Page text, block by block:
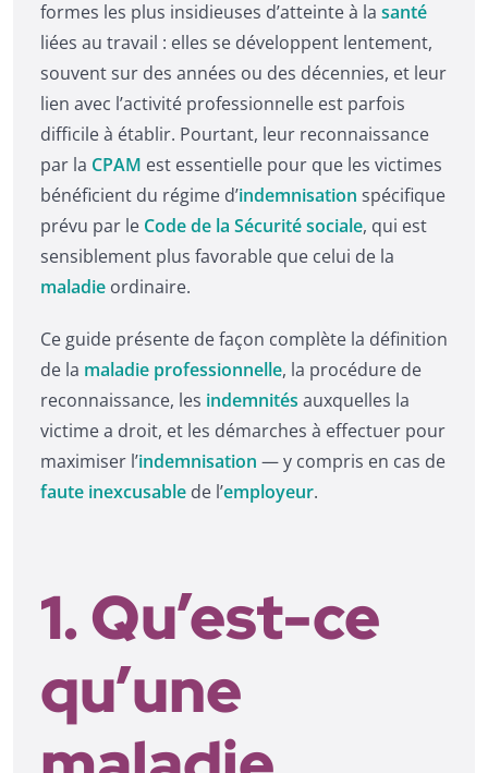
formes les plus insidieuses d’atteinte à la santé
liées au travail : elles se développent lentement,
souvent sur des années ou des décennies, et leur
lien avec l’activité professionnelle est parfois
difficile à établir. Pourtant, leur reconnaissance
par la CPAM est essentielle pour que les victimes
bénéficient du régime d’indemnisation spécifique
prévu par le Code de la Sécurité sociale, qui est
sensiblement plus favorable que celui de la
maladie ordinaire.
Ce guide présente de façon complète la définition
de la maladie professionnelle, la procédure de
reconnaissance, les indemnités auxquelles la
victime a droit, et les démarches à effectuer pour
maximiser l’indemnisation — y compris en cas de
faute inexcusable de l’employeur.
1. Qu’est-ce
qu’une